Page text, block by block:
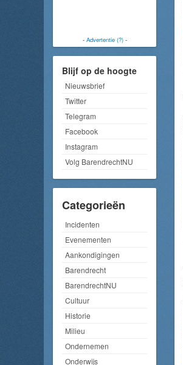
- Advertentie (?)-
Blijf op de hoogte
Nieuwsbrief
Twitter
Telegram
Facebook
Instagram
Volg BarendrechtNU
Categorieën
Incidenten
Evenementen
Aankondigingen
Barendrecht
BarendrechtNU
Cultuur
Historie
Milieu
Ondernemen
Onderwijs